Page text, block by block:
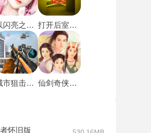
以闪亮之名新马服 打开后室归宿
城市狙击行动 仙剑奇侠传1重制版
怀旧版